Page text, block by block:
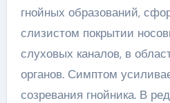
гнойных образований,
слизистом покрытии
слуховых каналов, в
органов. Симптом
созревания гнойника. В